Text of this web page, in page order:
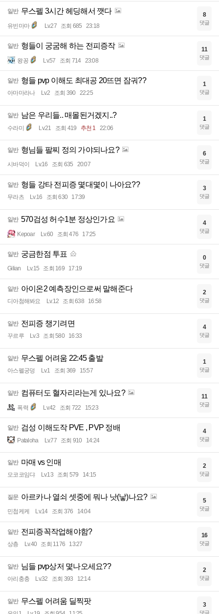
일반 무스펠 3시간 헤딩해서 깻다
유빈마마 Lv.27 조회 685 23:18
8
댓글
일반 형들이 궁굼해 하는 전피증작
왕꽁 Lv.57 조회 714 23:08
11
댓글
일반 형들 pvp 이해도 최대공 20뜨면 잠궈??
아마마라나 Lv.2 조회 390 22:25
1
댓글
일반 남은 우리들.. 매몰된거겠지..?
수라미 Lv.21 조회 419 추천 1 22:06
1
댓글
일반 형님들 팔찌 정의 가야되나요?
시바덕이 Lv.16 조회 635 20:07
6
댓글
일반 형들 강타 전피증 몇대몇이 나아요??
무라츠 Lv.16 조회 630 17:39
3
댓글
일반 570검성 허수1분 정상인가요
Kepoar Lv.60 조회 476 17:25
4
댓글
일반 궁금한점 투표
Gilian Lv.15 조회 169 17:19
0
댓글
일반 아이온2 예측장인으로써 말해준다
디아첨해봐요 Lv.12 조회 638 16:58
2
댓글
일반 전피증 챙기려면
꾸르루 Lv.3 조회 580 16:33
4
댓글
일반 무스펠 어려움 22:45 출발
아스펠궁덩 Lv.1 조회 369 15:57
1
댓글
일반 컴퓨터도 혈자리라는게 있나요?
폭력 Lv.42 조회 722 15:23
11
댓글
일반 검성 이해도작 PVE , PVP 정배
Pataloha Lv.77 조회 910 14:24
4
댓글
일반 마매 vs 인매
모코코임댜 Lv.13 조회 579 14:15
2
댓글
질문 아르카나 열쇠 셋중에 뭐나 낫(낳)나요?
민첩케케 Lv.14 조회 376 14:04
5
댓글
일반 전피증꼭작업해야함?
상층 Lv.40 조회 1176 13:27
16
댓글
일반 님들 pvp상저 몇나오세요??
아리충충 Lv.32 조회 393 12:14
2
댓글
일반 무스펠 어려움 딜찍팟 3
댓글